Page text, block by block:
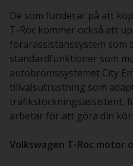
De som funderar på att
T-Roc kommer också att
förarassistanssystem som
standardfunktioner som
autobromssystemet City
tillvalsutrustning som
trafikstockningsassistent,
arbetar för att göra din
Volkswagen T-Roc motor